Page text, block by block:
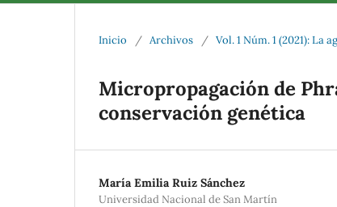
Inicio / Archivos / Vol. 1 Núm. 1 (2021): La
Micropropagación de
conservación genética
María Emilia Ruiz Sánchez
Universidad Nacional de San Martín